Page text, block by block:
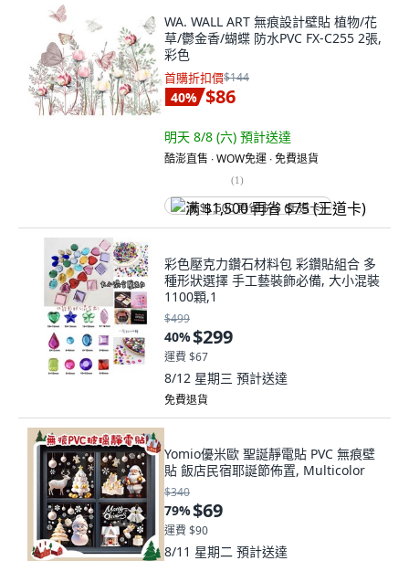
WA. WALL ART 無痕設計壁貼 植物/花
草/鬱金香/蝴蝶 防水PVC FX-C255 2張,
彩色
首購折扣價$144
40% $86
明天 8/8 (六) 預計送達
酷澎直售 ∙ WOW免運 ∙ 免費退貨
(1)
满 $1,500 再省 $75 (王道卡)
彩色壓克力鑽石材料包 彩鑽貼組合 多
種形狀選擇 手工藝裝飾必備, 大小混裝
1100顆,1
$499
40%$299
運費 $67
8/12 星期三 預計送達
免費退貨
Yomio優米歐 聖誕靜電貼 PVC 無痕壁
貼 飯店民宿耶誕節佈置, Multicolor
$340
79%$69
運費 $90
8/11 星期二 預計送達